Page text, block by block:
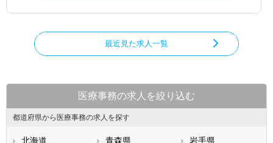
最近見た求人一覧
医療事務の求人を絞り込む
都道府県から医療事務の求人を探す
北海道 青森県 岩手県